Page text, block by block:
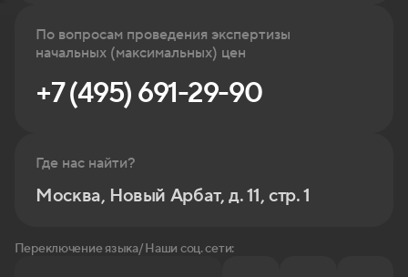
По вопросам проведения экспертизы
начальных (максимальных) цен
+7 (495) 691-29-90
Где нас найти?
Москва, Новый Арбат, д. 11, стр. 1
Переключение языка/ Наши соц. сети: